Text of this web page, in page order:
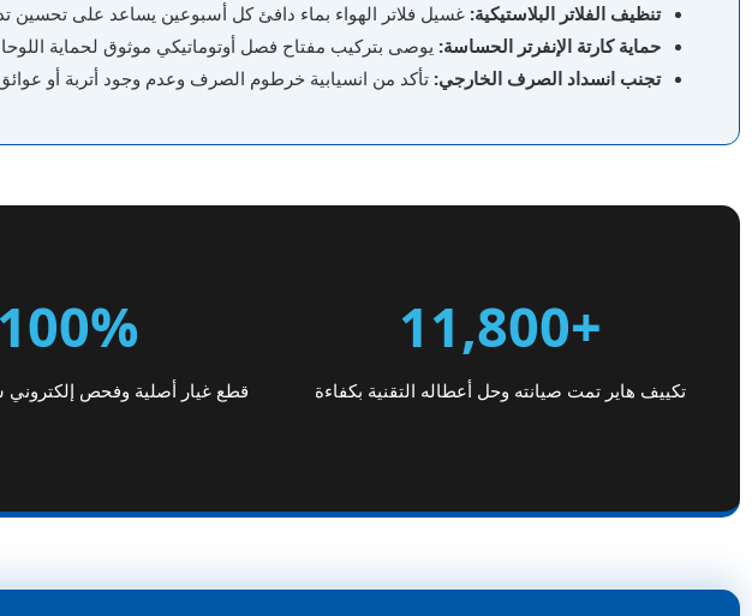
تنظيف الفلاتر البلاستيكية: غسيل فلاتر الهواء بماء دافئ كل أسبوعين يساعد على تحسين
حماية كارتة الإنفرتر الحساسة: يوصى بتركيب مفتاح فصل أوتوماتيكي موثوق لحماية
تجنب انسداد الصرف الخارجي: تأكد من انسيابية خرطوم الصرف وعدم وجود أتربة أو
+11,800
تكييف هاير تمت صيانته وحل أعطاله التقنية بكفاءة
100%
قطع غيار أصلية وفحص إلكتروني